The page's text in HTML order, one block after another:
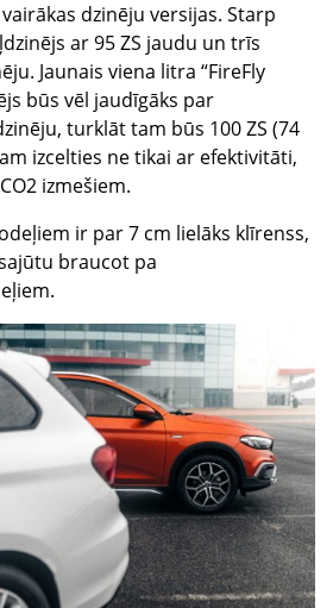
vairākas dzinēju versijas. Starp
ar 95 ZS jaudu un trīs
Jaunais viena litra “FireFly
būs vēl jaudīgāks par
turklāt tam būs 100 ZS (74
izcelties ne tikai ar efektivitāti,
izmešiem.
ir par 7 cm lielāks klīrenss,
braucot pa